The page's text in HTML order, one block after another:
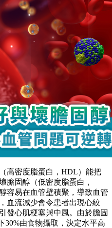
高密度脂蛋白，HDL）能把
膽固醇（低密度脂蛋白，
容易在血管壁積聚，導致血管
血流減少會令患者出現心絞
發心肌梗塞與中風。由於膽固
30%由食物攝取，決定水平高